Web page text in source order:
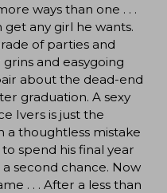
ways than one . . .
any girl he wants.
of parties and
and easygoing
about the dead-end
graduation. A sexy
Ivers is just the
a thoughtless mistake
spend his final year
second chance. Now
. . . After a less than